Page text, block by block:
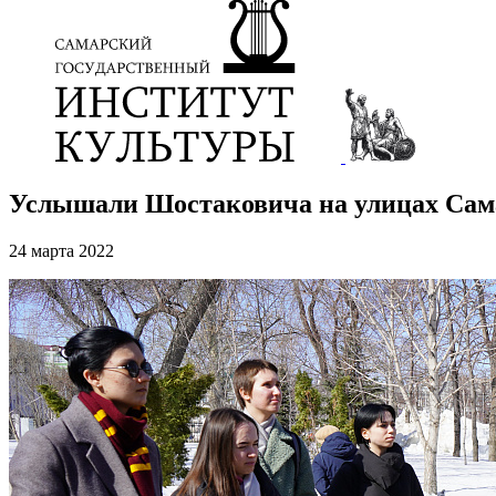
Услышали Шостаковича на улицах
24 марта 2022